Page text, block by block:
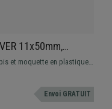
11x50mm,
pour Sols
et moquette en plastique.
en version argentée
Envoi GRATUIT